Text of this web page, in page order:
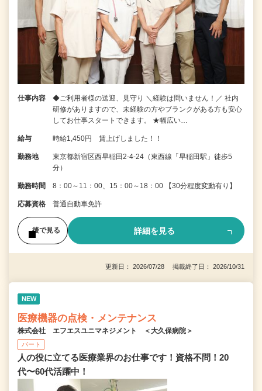
仕事内容
◆ご利用者様の送迎、見守り ＼経験は問いません！／ 社内
研修がありますので、未経験の方やブランクがある方も安心
してお仕事スタートできます。 ★幅広い…
給与 時給1,450円 賃上げしました！！
勤務地
東京都新宿区西早稲田2-4-24（東西線「早稲田駅」徒歩5
分）
勤務時間 8：00～11：00、15：00～18：00 【30分程度変動有り】
応募資格 普通自動車免許
後で見る 詳細を見る
更新日： 2026/07/28 掲載終了日： 2026/10/31
NEW
医療機器の点検・メンテナンス
株式会社 エフエスユニマネジメント ＜大久保病院＞
パート
人の役に立てる医療業界のお仕事です！資格不問！20
代〜60代活躍中！